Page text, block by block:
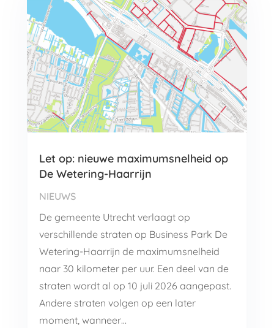
Let op: nieuwe maximumsnelheid op
De Wetering-Haarrijn
NIEUWS
De gemeente Utrecht verlaagt op
verschillende straten op Business Park De
Wetering-Haarrijn de maximumsnelheid
naar 30 kilometer per uur. Een deel van de
straten wordt al op 10 juli 2026 aangepast.
Andere straten volgen op een later
moment, wanneer…